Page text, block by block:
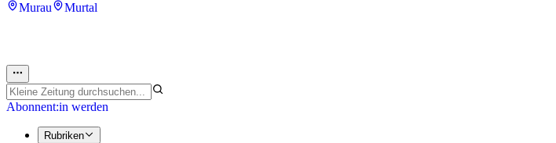
Murau
Murtal
Abonnent:in werden
Rubriken